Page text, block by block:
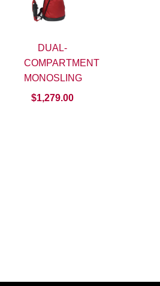
DUAL-
COMPARTMENT
MONOSLING
$1,279.00